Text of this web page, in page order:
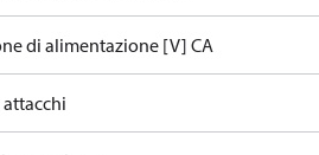
di alimentazione [V] CA